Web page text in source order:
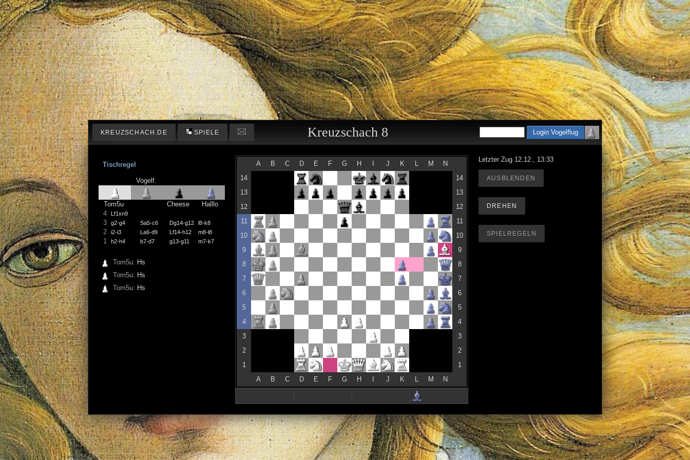
KREUZSCHACH.DE SPIELE Kreuzschach 8
Tischregel
Tom5u
Vogelf.
Cheese
Halllo
4
Lf1xn9
3 g2-g4 Sa5-c6 Dg14-g12 l8-k8
2 i2-i3 La6-d9 Lf14-h12 m8-l8
1 h2-h4 b7-d7 g13-g11 m7-k7
Tom5u: Hs
Tom5u: Hs
Tom5u: Hs
A B C D E F G H J K M
N
14
14
13
13
12
12
11
11
10
10
9
9
8
8
7
7
6
6
5
5
4
4
3
3
2
2
1
1
A
B C D E F G H J K M N
Letzter Zug 12.12., 13:33
AUSBLENDEN
DREHEN
SPIELREGELN